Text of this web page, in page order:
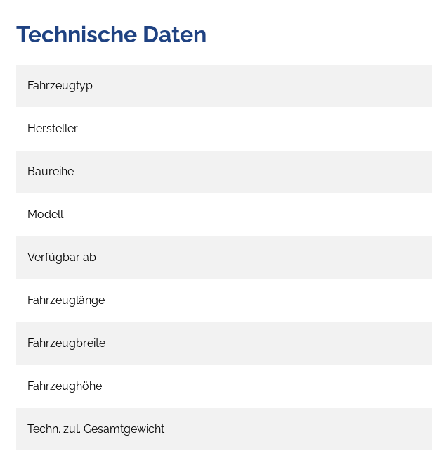
Technische Daten
Fahrzeugtyp
Hersteller
Baureihe
Modell
Verfügbar ab
Fahrzeuglänge
Fahrzeugbreite
Fahrzeughöhe
Techn. zul. Gesamtgewicht